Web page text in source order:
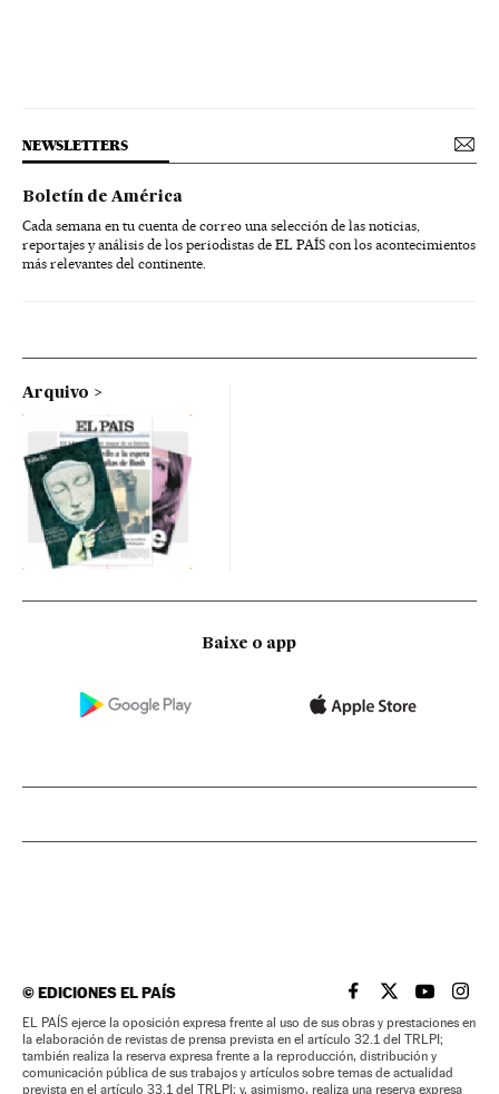
NEWSLETTERS
Boletín de América
Cada semana en tu cuenta de correo una selección de las noticias,
reportajes y análisis de los periodistas de EL PAÍS con los acontecimientos
más relevantes del continente.
Arquivo
Baixe o app
©EDICIONES EL PAÍS EL PAÍS BRASIL EN
EL PAÍSEL PAÍS
EL
EL PAÍS ejerce la oposición expresa frente al uso de sus obras y prestaciones en
la elaboración de revistas de prensa prevista en el artículo 32.1 del TRLPI;
también realiza la reserva expresa frente a la reproducción, distribución y
comunicación pública de sus trabajos y artículos sobre temas de actualidad
prevista en el artículo 33.1 del TRLPI; y, asimismo, realiza una reserva expresa